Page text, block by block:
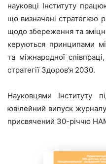
науковці Інституту
що визначені стратегією
щодо збереження та
керуються принципами
та міжнародної
стратегії Здоров’я 2030.
Науковцями Інституту
ювілейний випуск
присвячений 30-річчю